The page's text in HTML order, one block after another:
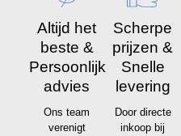
Altijd het
beste &
Persoonlijk
advies
Ons team
verenigt
Scherpe
prijzen &
Snelle
levering
Door directe
inkoop bij